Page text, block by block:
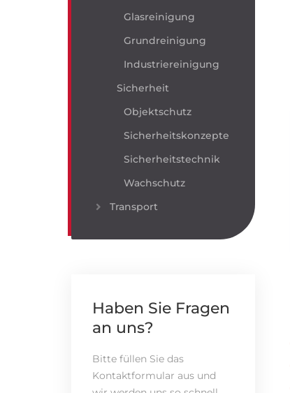
Glasreinigung
Grundreinigung
Industriereinigung
Sicherheit
Objektschutz
Sicherheitskonzepte
Sicherheitstechnik
Wachschutz
Transport
Haben Sie Fragen
an uns?
Bitte füllen Sie das
Kontaktformular aus und